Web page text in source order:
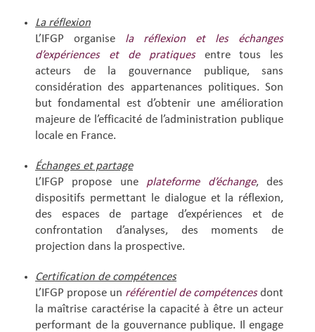
La réflexion
L’IFGP organise la réflexion et les échanges
d’expériences et de pratiquesentre tous les
acteurs de la gouvernance publique, sans
considération des appartenances politiques. Son
but fondamental est d’obtenir une amélioration
majeure de l’efficacité de l’administration publique
locale en France.
Échanges et partage
L’IFGP propose une plateforme d’échange, des
dispositifs permettant le dialogue et la réflexion,
des espaces de partage d’expériences et de
confrontation d’analyses, des moments de
projection dans la prospective.
Certification de compétences
L’IFGP propose un référentiel de compétencesdont
la maîtrise caractérise la capacité à être un acteur
performant de la gouvernance publique. Il engage